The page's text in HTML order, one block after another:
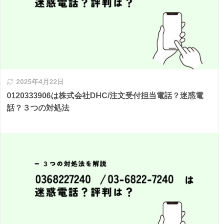
2025年4月22日
0120333906は株式会社DHC/注文受付担当電話？迷惑電
話？３つの対処法